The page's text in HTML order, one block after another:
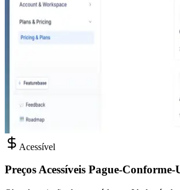
Acessível
Preços Acessíveis Pague-Conforme-